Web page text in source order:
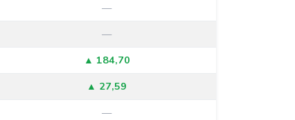
—
—
▲ 184,70
▲ 27,59
—